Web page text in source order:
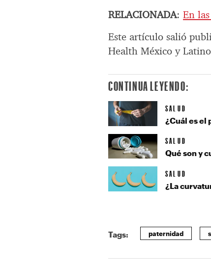
RELACIONADA:En
Este artículo salió
Health México y
CONTINUA LEYENDO:
SALUD
¿Cuál es el
SALUD
Qué son y
SALUD
¿La
Tags: paternidad